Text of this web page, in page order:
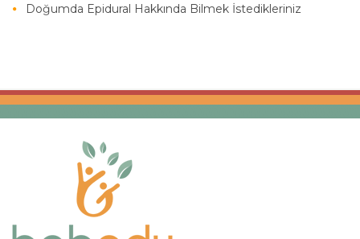
Doğumda Epidural Hakkında Bilmek İstedikleriniz